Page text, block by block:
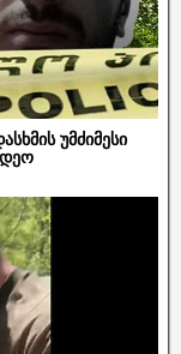
უმძიმესი